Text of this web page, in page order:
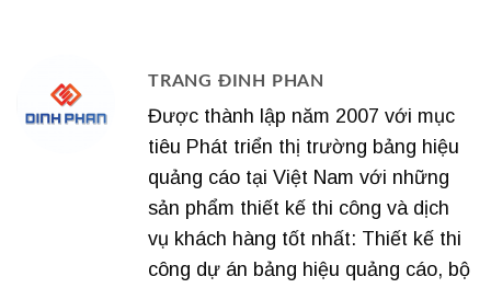
TRANG ĐINH PHAN
Được thành lập năm 2007 với mục
tiêu Phát triển thị trường bảng hiệu
quảng cáo tại Việt Nam với những
sản phẩm thiết kế thi công và dịch
vụ khách hàng tốt nhất: Thiết kế thi
công dự án bảng hiệu quảng cáo, bộ